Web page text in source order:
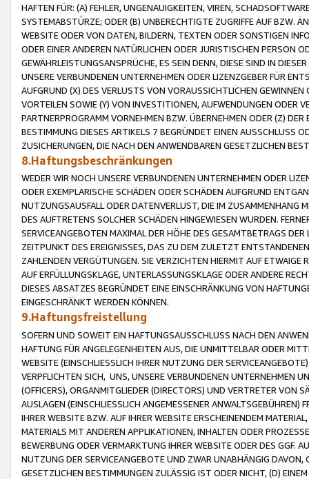
HAFTEN FÜR: (A) FEHLER, UNGENAUIGKEITEN, VIREN,
SYSTEMABSTÜRZE; ODER (B) UNBERECHTIGTE ZUGRIFFE AUF BZW.
WEBSITE ODER VON DATEN, BILDERN, TEXTEN ODER SONSTIGEN
ODER EINER ANDEREN NATÜRLICHEN ODER JURISTISCHEN PERSON
GEWÄHRLEISTUNGSANSPRÜCHE, ES SEIN DENN, DIESE SIND IN
UNSERE VERBUNDENEN UNTERNEHMEN ODER LIZENZGEBER FÜR
AUFGRUND (X) DES VERLUSTS VON VORAUSSICHTLICHEN
VORTEILEN SOWIE (Y) VON INVESTITIONEN, AUFWENDUNGEN ODER
PARTNERPROGRAMM VORNEHMEN BZW. ÜBERNEHMEN ODER (Z)
BESTIMMUNG DIESES ARTIKELS 7 BEGRÜNDET EINEN AUSSCHLUSS
ZUSICHERUNGEN, DIE NACH DEN ANWENDBAREN GESETZLICHEN
8.Haftungsbeschränkungen
WEDER WIR NOCH UNSERE VERBUNDENEN UNTERNEHMEN ODER
ODER EXEMPLARISCHE SCHÄDEN ODER SCHÄDEN AUFGRUND
NUTZUNGSAUSFALL ODER DATENVERLUST, DIE IM ZUSAMMENHANG
DES AUFTRETENS SOLCHER SCHÄDEN HINGEWIESEN WURDEN.
SERVICEANGEBOTEN MAXIMAL DER HÖHE DES GESAMTBETRAGS
ZEITPUNKT DES EREIGNISSES, DAS ZU DEM ZULETZT
ZAHLENDEN VERGÜTUNGEN. SIE VERZICHTEN HIERMIT AUF
AUF ERFÜLLUNGSKLAGE, UNTERLASSUNGSKLAGE ODER ANDERE
DIESES ABSATZES BEGRÜNDET EINE EINSCHRÄNKUNG VON
EINGESCHRÄNKT WERDEN KÖNNEN.
9.Haftungsfreistellung
SOFERN UND SOWEIT EIN HAFTUNGSAUSSCHLUSS NACH DEN
HAFTUNG FÜR ANGELEGENHEITEN AUS, DIE UNMITTELBAR ODER
WEBSITE (EINSCHLIESSLICH IHRER NUTZUNG DER
VERPFLICHTEN SICH, UNS, UNSERE VERBUNDENEN UNTERNEHMEN
(OFFICERS), ORGANMITGLIEDER (DIRECTORS) UND VERTRETER VON
AUSLAGEN (EINSCHLIESSLICH ANGEMESSENER
IHRER WEBSITE BZW. AUF IHRER WEBSITE ERSCHEINENDEM
MATERIALS MIT ANDEREN APPLIKATIONEN, INHALTEN ODER
BEWERBUNG ODER VERMARKTUNG IHRER WEBSITE ODER DES GGF.
NUTZUNG DER SERVICEANGEBOTE UND ZWAR UNABHÄNGIG
GESETZLICHEN BESTIMMUNGEN ZULÄSSIG IST ODER NICHT, (D)